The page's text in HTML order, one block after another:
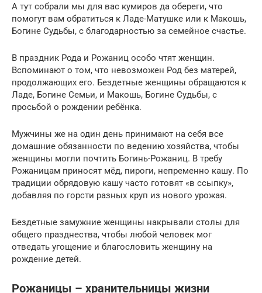
А тут собрали мы для вас кумиров да обереги, что
помогут вам обратиться к Ладе-Матушке или к Макошь,
Богине Судьбы, с благодарностью за семейное счастье.
В праздник Рода и Рожаниц особо чтят женщин.
Вспоминают о том, что невозможен Род без матерей,
продолжающих его. Бездетные женщины обращаются к
Ладе, Богине Семьи, и Макошь, Богине Судьбы, с
просьбой о рождении ребёнка.
Мужчины же на один день принимают на себя все
домашние обязанности по ведению хозяйства, чтобы
женщины могли почтить Богинь-Рожаниц. В требу
Рожаницам приносят мёд, пироги, непременно кашу. По
традиции обрядовую кашу часто готовят «в ссыпку»,
добавляя по горсти разных круп из нового урожая.
Бездетные замужние женщины накрывали столы для
общего празднества, чтобы любой человек мог
отведать угощение и благословить женщину на
рождение детей.
Рожаницы – хранительницы жизни